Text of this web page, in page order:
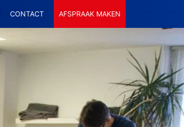
CONTACT AFSPRAAK MAKEN